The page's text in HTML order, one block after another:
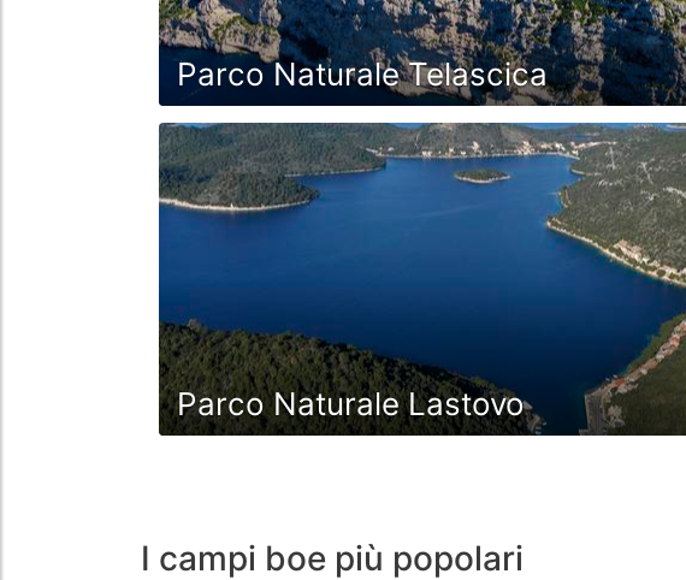
Parco Naturale Telascica
Parco Naturale Lastovo
I campi boe più popolari